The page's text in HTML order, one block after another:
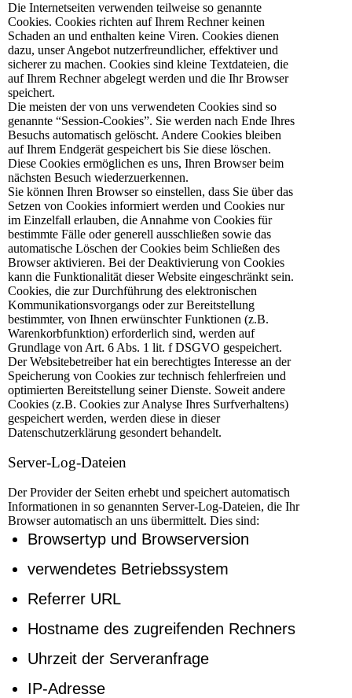
Die Internetseiten verwenden teilweise so genannte
Cookies. Cookies richten auf Ihrem Rechner keinen
Schaden an und enthalten keine Viren. Cookies dienen
dazu, unser Angebot nutzerfreundlicher, effektiver und
sicherer zu machen. Cookies sind kleine Textdateien, die
auf Ihrem Rechner abgelegt werden und die Ihr Browser
speichert.
Die meisten der von uns verwendeten Cookies sind so
genannte “Session-Cookies”. Sie werden nach Ende Ihres
Besuchs automatisch gelöscht. Andere Cookies bleiben
auf Ihrem Endgerät gespeichert bis Sie diese löschen.
Diese Cookies ermöglichen es uns, Ihren Browser beim
nächsten Besuch wiederzuerkennen.
Sie können Ihren Browser so einstellen, dass Sie über das
Setzen von Cookies informiert werden und Cookies nur
im Einzelfall erlauben, die Annahme von Cookies für
bestimmte Fälle oder generell ausschließen sowie das
automatische Löschen der Cookies beim Schließen des
Browser aktivieren. Bei der Deaktivierung von Cookies
kann die Funktionalität dieser Website eingeschränkt sein.
Cookies, die zur Durchführung des elektronischen
Kommunikationsvorgangs oder zur Bereitstellung
bestimmter, von Ihnen erwünschter Funktionen (z.B.
Warenkorbfunktion) erforderlich sind, werden auf
Grundlage von Art. 6 Abs. 1 lit. f DSGVO gespeichert.
Der Websitebetreiber hat ein berechtigtes Interesse an der
Speicherung von Cookies zur technisch fehlerfreien und
optimierten Bereitstellung seiner Dienste. Soweit andere
Cookies (z.B. Cookies zur Analyse Ihres Surfverhaltens)
gespeichert werden, werden diese in dieser
Datenschutzerklärung gesondert behandelt.
Server-Log-Dateien
Der Provider der Seiten erhebt und speichert automatisch
Informationen in so genannten Server-Log-Dateien, die Ihr
Browser automatisch an uns übermittelt. Dies sind:
Browsertyp und Browserversion
verwendetes Betriebssystem
Referrer URL
Hostname des zugreifenden Rechners
Uhrzeit der Serveranfrage
IP-Adresse